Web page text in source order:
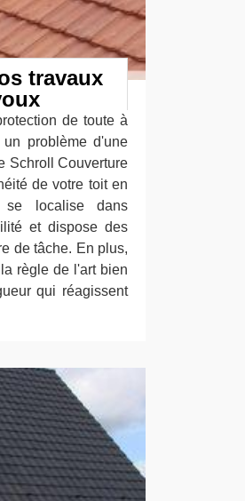
travaux
de toute à
problème d'une
Schroll Couverture
de votre toit en
se localise dans
et dispose des
de tâche. En plus,
règle de l'art bien
qui réagissent